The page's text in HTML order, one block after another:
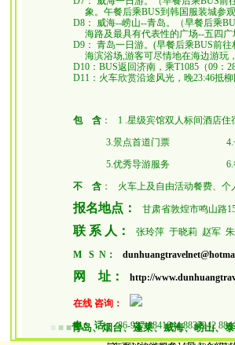
象。午餐后乘BUS到韩国服装
D8： 威海--崂山--青岛。（早餐后乘
海路及最具有代表性的广场--
D9： 青岛一日游。(早餐后乘BUS前
海滨浴场,游客可尽情地在海
D10：BUS返回济南，乘T1085
D11：火车欣赏沿途风光，晚23:46抵
包 含： 1 .星级宾馆双人标间酒
3.景点首道门票 4.一日三
5.优秀导游服务 6.行程
不 含： 火车上及自由活动餐费、个
报名地点： 甘肃省敦煌市鸣山路
联 系 人： 张玲萍 于晓莉 赵军
M S N：
网 址： http://
在线 咨询：
电 话：86-937-8841044 8837242
■ ■ ■青岛、烟台、蓬莱、威海、崂山、